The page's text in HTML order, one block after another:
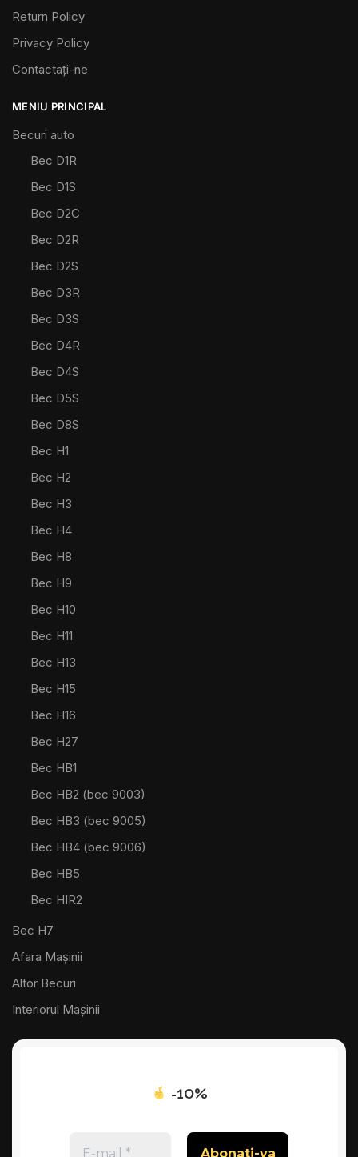
Return Policy
Privacy Policy
Contactaţi-ne
MENIU PRINCIPAL
Becuri auto
Bec D1R
Bec D1S
Bec D2C
Bec D2R
Bec D2S
Bec D3R
Bec D3S
Bec D4R
Bec D4S
Bec D5S
Bec D8S
Bec H1
Bec H2
Bec H3
Bec H4
Bec H8
Bec H9
Bec H10
Bec H11
Bec H13
Bec H15
Bec H16
Bec H27
Bec HB1
Bec HB2 (bec 9003)
Bec HB3 (bec 9005)
Bec HB4 (bec 9006)
Bec HB5
Bec HIR2
Bec H7
Afara Mașinii
Altor Becuri
Interiorul Mașinii
-10%